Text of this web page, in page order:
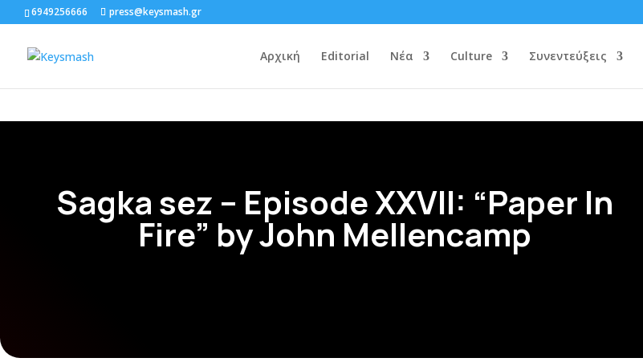
6949256666 press@keysmash.gr
Αρχική Editorial Νέα Culture Συνεντεύξεις
Sagka sez – Episode XXVII: “Paper In
Fire” by John Mellencamp